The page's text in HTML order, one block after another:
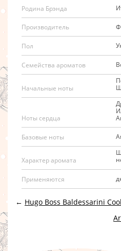
Родина Брэнда
Производитель
Пол
Семейства ароматов
Начальные ноты
Ноты сердца
Базовые ноты
Характер аромата
Применяются
← Hugo Boss Baldessarini